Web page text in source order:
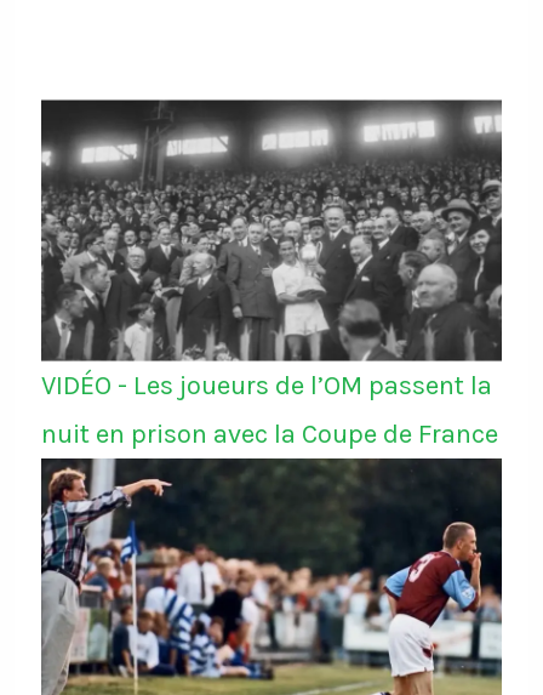
VIDÉO - Les joueurs de l’OM passent la
nuit en prison avec la Coupe de France